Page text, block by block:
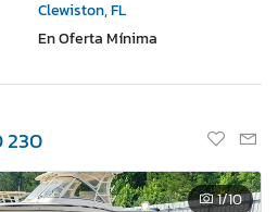
Clewiston, FL
En Oferta Mínima
230
1/10